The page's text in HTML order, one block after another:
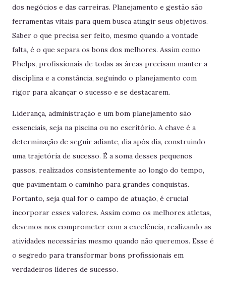
dos negócios e das carreiras. Planejamento e gestão são
ferramentas vitais para quem busca atingir seus objetivos.
Saber o que precisa ser feito, mesmo quando a vontade
falta, é o que separa os bons dos melhores. Assim como
Phelps, profissionais de todas as áreas precisam manter a
disciplina e a constância, seguindo o planejamento com
rigor para alcançar o sucesso e se destacarem.
Liderança, administração e um bom planejamento são
essenciais, seja na piscina ou no escritório. A chave é a
determinação de seguir adiante, dia após dia, construindo
uma trajetória de sucesso. É a soma desses pequenos
passos, realizados consistentemente ao longo do tempo,
que pavimentam o caminho para grandes conquistas.
Portanto, seja qual for o campo de atuação, é crucial
incorporar esses valores. Assim como os melhores atletas,
devemos nos comprometer com a excelência, realizando as
atividades necessárias mesmo quando não queremos. Esse é
o segredo para transformar bons profissionais em
verdadeiros líderes de sucesso.